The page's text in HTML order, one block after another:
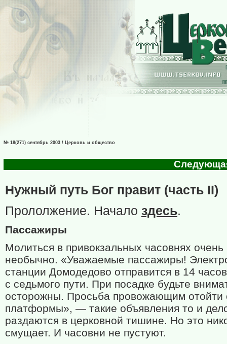
№ 18(271) сентябрь 2003 / Церковь и общество
Нужный путь Бог правит (часть II)
Прололжение. Начало здесь.
Пассажиры
Молиться в привокзальных часовнях очень
необычно. «Уважаемые пассажиры!
станции Домодедово отправится в 14
с седьмого пути. При посадке будьте
осторожны. Просьба провожающим отойти
платформы», — такие объявления то и
раздаются в церковной тишине. Но это
смущает. И часовни не пустуют.